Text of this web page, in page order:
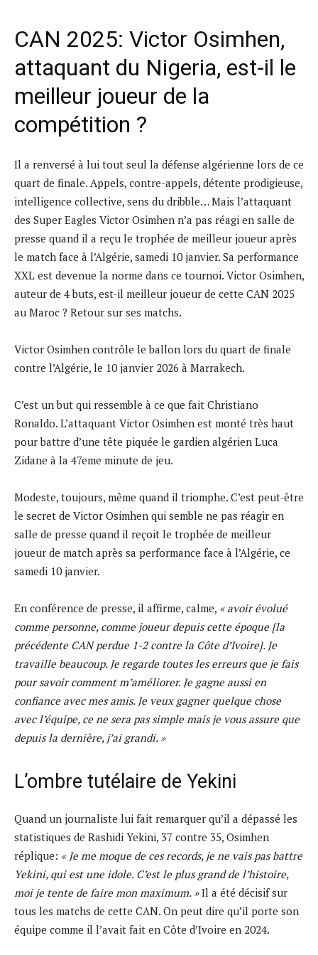
CAN 2025: Victor Osimhen,
attaquant du Nigeria, est-il le
meilleur joueur de la
compétition ?
Il a renversé à lui tout seul la défense algérienne lors de ce
quart de finale. Appels, contre-appels, détente prodigieuse,
intelligence collective, sens du dribble… Mais l’attaquant
des Super Eagles Victor Osimhen n’a pas réagi en salle de
presse quand il a reçu le trophée de meilleur joueur après
le match face à l’Algérie, samedi 10 janvier. Sa performance
XXL est devenue la norme dans ce tournoi. Victor Osimhen,
auteur de 4 buts, est-il meilleur joueur de cette CAN 2025
au Maroc ? Retour sur ses matchs.
Victor Osimhen contrôle le ballon lors du quart de finale
contre l’Algérie, le 10 janvier 2026 à Marrakech.
C’est un but qui ressemble à ce que fait Christiano
Ronaldo. L’attaquant Victor Osimhen est monté très haut
pour battre d’une tête piquée le gardien algérien Luca
Zidane à la 47eme minute de jeu.
Modeste, toujours, même quand il triomphe. C’est peut-être
le secret de Victor Osimhen qui semble ne pas réagir en
salle de presse quand il reçoit le trophée de meilleur
joueur de match après sa performance face à l’Algérie, ce
samedi 10 janvier.
En conférence de presse, il affirme, calme, « avoir évolué
comme personne, comme joueur depuis cette époque [la
précédente CAN perdue 1-2 contre la Côte d’Ivoire]. Je
travaille beaucoup. Je regarde toutes les erreurs que je fais
pour savoir comment m’améliorer. Je gagne aussi en
confiance avec mes amis. Je veux gagner quelque chose
avec l’équipe, ce ne sera pas simple mais je vous assure que
depuis la dernière, j’ai grandi. »
L’ombre tutélaire de Yekini
Quand un journaliste lui fait remarquer qu’il a dépassé les
statistiques de Rashidi Yekini, 37 contre 35, Osimhen
réplique: « Je me moque de ces records, je ne vais pas battre
Yekini, qui est une idole. C’est le plus grand de l’histoire,
moi je tente de faire mon maximum. »Il a été décisif sur
tous les matchs de cette CAN. On peut dire qu’il porte son
équipe comme il l’avait fait en Côte d’Ivoire en 2024.